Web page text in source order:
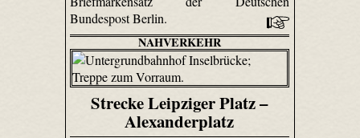
Bundespost Berlin.
NAHVERKEHR
Strecke Leipziger Platz –
Alexanderplatz